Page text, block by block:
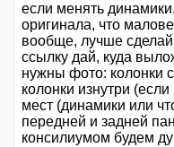
если менять
оригинала, что
вообще, лучше
ссылку дай, куда
нужны фото: колонки
колонки изнутри
мест (динамики или
передней и задней
консилиумом будем